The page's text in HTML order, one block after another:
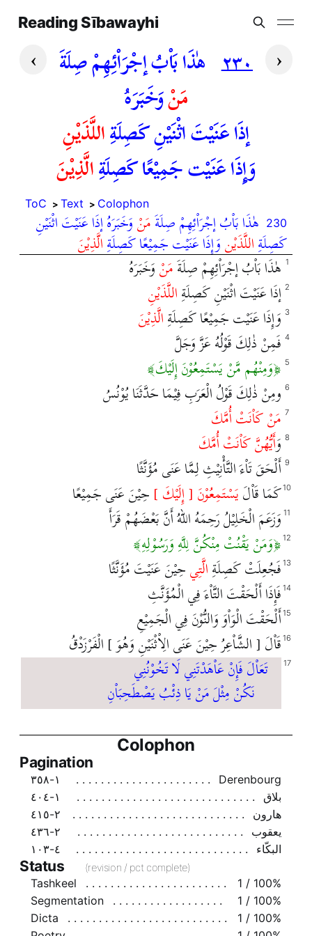
Reading Sībawayhi
› ‹ ٢٣٠ هٰذَا بَاْبُ إجْرَاْئِهِمْ صِلَةَ
مَنْوَخَبَرَهُ
إذَا عَنَيْتَ اثْنَيْنِ كَصِلَةِاللَّذَيْنِ
وَإِذَا عَنَيْت جَمِيْعًا كَصِلَةِالَّذِيْنَ
ToC Text
Colophon
230 هٰذَا بَاْبُ إجْرَاْئِهِمْ صِلَةَمَنْوَخَبَرَهُ إذَا عَنَيْتَ اثْنَيْنِ
كَصِلَةِاللَّذَيْنِوَإِذَا عَنَيْت جَمِيْعًا كَصِلَةِالَّذِيْنَ
هٰذَا بَاْبُ إجْرَاْئِهِمْ صِلَةَمَنْوَخَبَرَهُ 1
إذَا عَنَيْتَ اثْنَيْنِ كَصِلَةِاللَّذَيْنِ 2
وَإِذَا عَنَيْت جَمِيْعًا كَصِلَةِالَّذِيْنَ 3
فَمِنْ ذٰلِكَ قَوْلُهُ عَزَّ وَجَلَّ 4
وَمِنْهُم مَّنْ يَسْتَمِعُوْنَ إِلَيْكَ 5
ومِنْ ذٰلِكَ قَوْلُ الْعَرَبِ فِيْمَا حَدَّثَنَا يُوْنُسُ 6
مَنْ كَاْنَتْ أُمَّكَ 7
وَأَيُّهُنَّ كَاْنَتْ أُمَّكَ 8
أَلْحَقَ تَاْءَ التَّأْنِيْثِ لِمَّا عَنَى مُؤَنَّثًا 9
كَمَا قَاْلَيَسْتَمِعُوْنَ [ إِلَيْكَ ] حِيْنَ عَنَى جَمِيْعًا 10
وَزَعَمَ الْخَلِيْلُ رَحِمَهُ اللهُ أَنَّ بَعْضَهُمْ قَرَأَ 11
وَمَنْ يَقْنُتْ مِنْكُنَّ لِلَّهِ وَرَسُوْلِهِ 12
فَجُعِلَتْ كَصِلَةِالَّتِيحِيْنَ عَنَيْتَ مُؤَنَّثًا 13
فَإِذَا أَلْحَقْتَ التَّاْءَ فِي الْمُؤَنَّثِ 14
أَلْحَقْتَ الْوَاْوَ وَالنُّوْنَ فِي الْجَمِيْعِ15
قَاْلَ [ الشَّاْعِرُ حِيْنَ عَنَى الِاْثْنَيْنِ وَهُوَ ] الْفَرْزَدْقُ 16
تَعَاْلَ فَإِنْ عَاْهَدْتَنِي لَا تَخُوْنُنِي
نَكُنْ مِثْلَ مَنْ يَا ذِئْبُ يَصْطَحِبَاْنِ
17
Colophon
Pagination
Derenbourg
١-٣٥٨
بلاق
١-٤٠٤
هارون
٢-٤١٥
يعقوب
٢-٤٣٦
البكّاء
٤-١٠٣
Status (revision / pct complete)
Tashkeel
1 / 100%
Segmentation
1 / 100%
Dicta
1 / 100%